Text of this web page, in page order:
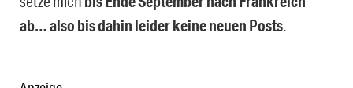
ab… also bis dahin leider keine neuen Posts